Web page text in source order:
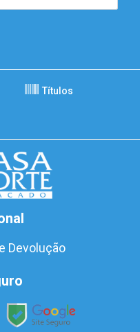
Títulos
Devolução